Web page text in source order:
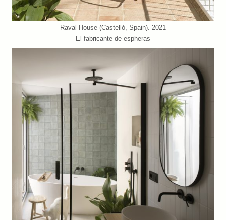
Raval House (Castelló, Spain). 2021
El fabricante de espheras